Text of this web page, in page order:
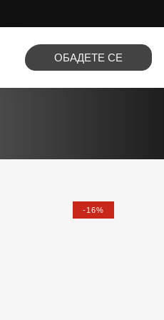
ОБАДЕТЕ СЕ
-16%